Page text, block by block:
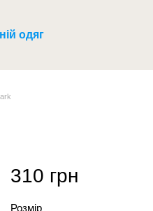
одяг
310 грн
Розмір